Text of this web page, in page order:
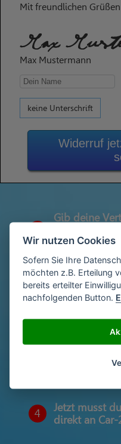
Mit freundlichen Grüßen
Max
Max Mustermann
keine Unterschrift
Widerruf
Gib deine
Abrechnung)
2
Gib deinen
ein
Namen oder
4
Jetzt musst
direkt an
Wir nutzen Cookies
Sofern Sie Ihre
möchten z.B. Erteilung
bereits erteilter
nachfolgenden Button.